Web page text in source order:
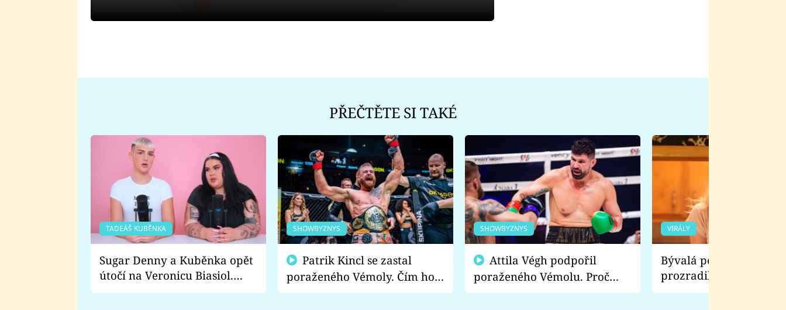
PŘEČTĚTE SI TAKÉ
TADEÁŠ KUBĚNKA
Sugar Denny a Kuběnka opět
útočí na Veronicu Biasiol.
Proč je podle nich falešná a
SHOWBYZNYS
poraženého Vémoly. Čím ho
fanoušci naštvali?
SHOWBYZNYS
poraženého Vémolu. Proč
chce raději zápasit s ním než
VIRÁLY
Bývalá pornoherečka
prozradila, co ji
natáčení Euforie.